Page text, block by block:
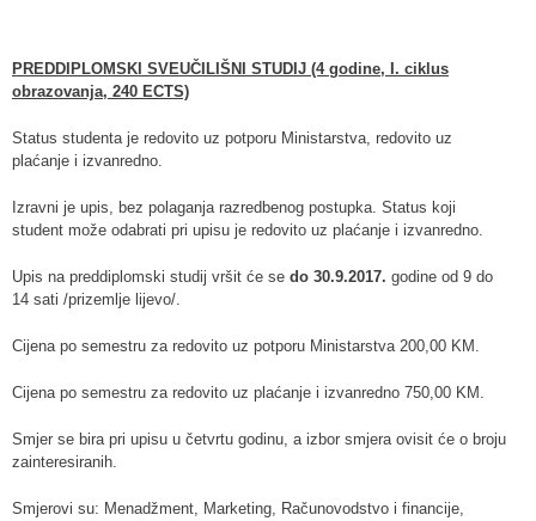
PREDDIPLOMSKI SVEUČILIŠNI STUDIJ (4 godine, I. ciklus
obrazovanja, 240 ECTS)
Status studenta je redovito uz potporu Ministarstva, redovito uz
plaćanje i izvanredno.
Izravni je upis, bez polaganja razredbenog postupka. Status koji
student može odabrati pri upisu je redovito uz plaćanje i izvanredno.
Upis na preddiplomski studij vršit će se do 30.9.2017. godine od 9 do
14 sati /prizemlje lijevo/.
Cijena po semestru za redovito uz potporu Ministarstva 200,00 KM.
Cijena po semestru za redovito uz plaćanje i izvanredno 750,00 KM.
Smjer se bira pri upisu u četvrtu godinu, a izbor smjera ovisit će o broju
zainteresiranih.
Smjerovi su: Menadžment, Marketing, Računovodstvo i financije,